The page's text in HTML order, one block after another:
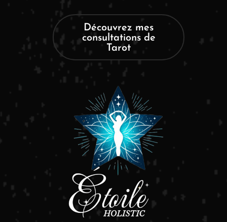
Découvrez mes
consultations de
Tarot